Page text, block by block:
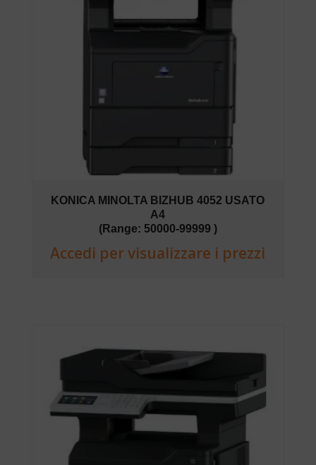
KONICA MINOLTA BIZHUB 4052 USATO
A4
(Range: 50000-99999 )
Accedi per visualizzare i prezzi